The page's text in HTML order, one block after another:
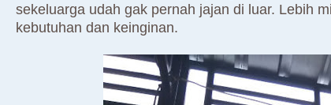
sekeluarga udah gak pernah jajan di luar. Lebih
kebutuhan dan keinginan.